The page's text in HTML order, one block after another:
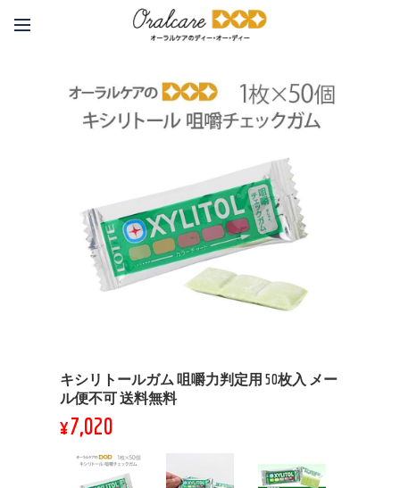
キシリトールガム 咀嚼力判定用 50枚入 メー
ル便不可 送料無料
¥7,020